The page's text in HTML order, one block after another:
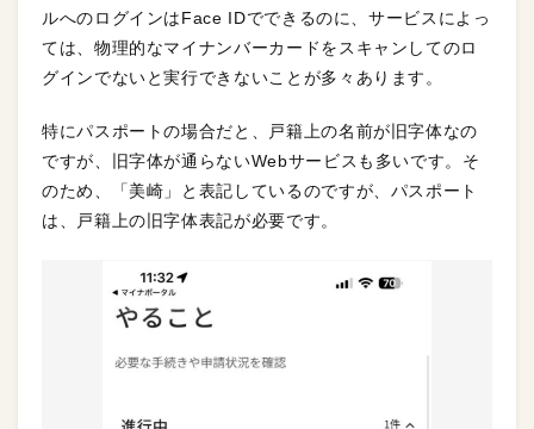
ルへのログインはFace IDでできるのに、サービスによっ
ては、物理的なマイナンバーカードをスキャンしてのロ
グインでないと実行できないことが多々あります。
特にパスポートの場合だと、戸籍上の名前が旧字体なの
ですが、旧字体が通らないWebサービスも多いです。そ
のため、「美崎」と表記しているのですが、パスポート
は、戸籍上の旧字体表記が必要です。